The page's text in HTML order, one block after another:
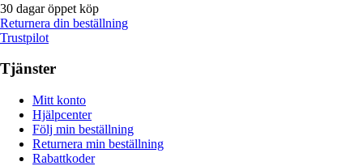
30 dagar öppet köp
Returnera din beställning
Trustpilot
Tjänster
Mitt konto
Hjälpcenter
Följ min beställning
Returnera min beställning
Rabattkoder